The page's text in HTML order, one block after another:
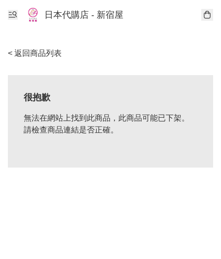
日本代購店 - 新宿屋
< 返回商品列表
很抱歉
無法在網站上找到此商品，此商品可能已下架。
請檢查商品連結是否正確。